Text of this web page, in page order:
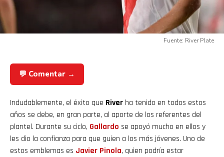
Fuente: River Plate
💬 Comentar →
Indudablemente, el éxito que River ha tenido en todos estos
años se debe, en gran parte, al aporte de los referentes del
plantel. Durante su ciclo, Gallardo se apoyó mucho en ellos y
les dio la confianza para que guíen a los más jóvenes. Uno de
estos emblemas es Javier Pinola, quien podría estar